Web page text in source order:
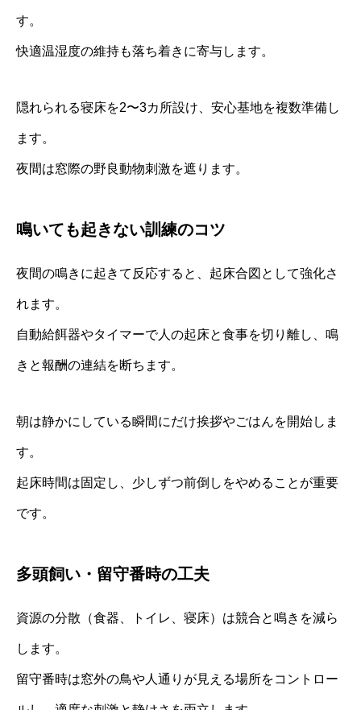
す。
快適温湿度の維持も落ち着きに寄与します。
隠れられる寝床を2〜3カ所設け、安心基地を複数準備し
ます。
夜間は窓際の野良動物刺激を遮ります。
鳴いても起きない訓練のコツ
夜間の鳴きに起きて反応すると、起床合図として強化さ
れます。
自動給餌器やタイマーで人の起床と食事を切り離し、鳴
きと報酬の連結を断ちます。
朝は静かにしている瞬間にだけ挨拶やごはんを開始しま
す。
起床時間は固定し、少しずつ前倒しをやめることが重要
です。
多頭飼い・留守番時の工夫
資源の分散（食器、トイレ、寝床）は競合と鳴きを減ら
します。
留守番時は窓外の鳥や人通りが見える場所をコントロー